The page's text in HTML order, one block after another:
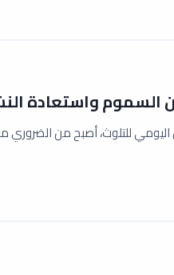
اليومي للتلوث، أصبح من